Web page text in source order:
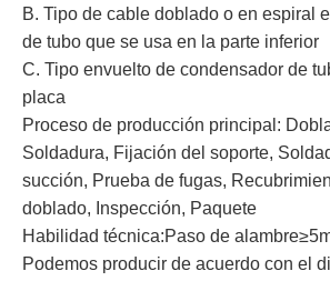
B. Tipo de cable doblado o en espiral
de tubo que se usa en la parte inferior
C. Tipo envuelto de condensador de
placa
Proceso de producción principal:
Soldadura, Fijación del soporte,
succión, Prueba de fugas,
doblado, Inspección, Paquete
Habilidad técnica:Paso de
Podemos producir de acuerdo con el